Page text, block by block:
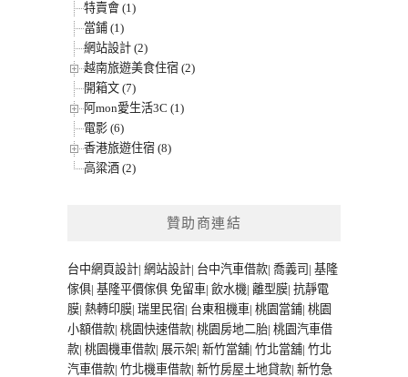
特賣會 (1)
當鋪 (1)
網站設計 (2)
越南旅遊美食住宿 (2)
開箱文 (7)
阿mon愛生活3C (1)
電影 (6)
香港旅遊住宿 (8)
高粱酒 (2)
贊助商連結
台中網頁設計| 網站設計| 台中汽車借款| 喬義司 | 基隆
傢俱| 基隆平價傢俱 免留車| 飲水機| 離型膜| 抗靜電
膜| 熱轉印膜| 瑞里民宿| 台東租機車| 桃園當鋪| 桃園
小額借款| 桃園快速借款| 桃園房地二胎| 桃園汽車借
款| 桃園機車借款| 展示架| 新竹當舖| 竹北當舖| 竹北
汽車借款| 竹北機車借款| 新竹房屋土地貸款| 新竹急